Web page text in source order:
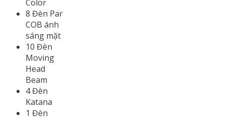
Color
8 Đèn Par
COB ánh
sáng mặt
10 Đèn
Moving
Head
Beam
4 Đèn
Katana
1 Đèn